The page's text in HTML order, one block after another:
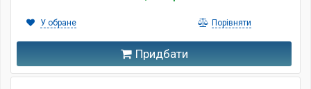
Придбати
У обране Порівняти